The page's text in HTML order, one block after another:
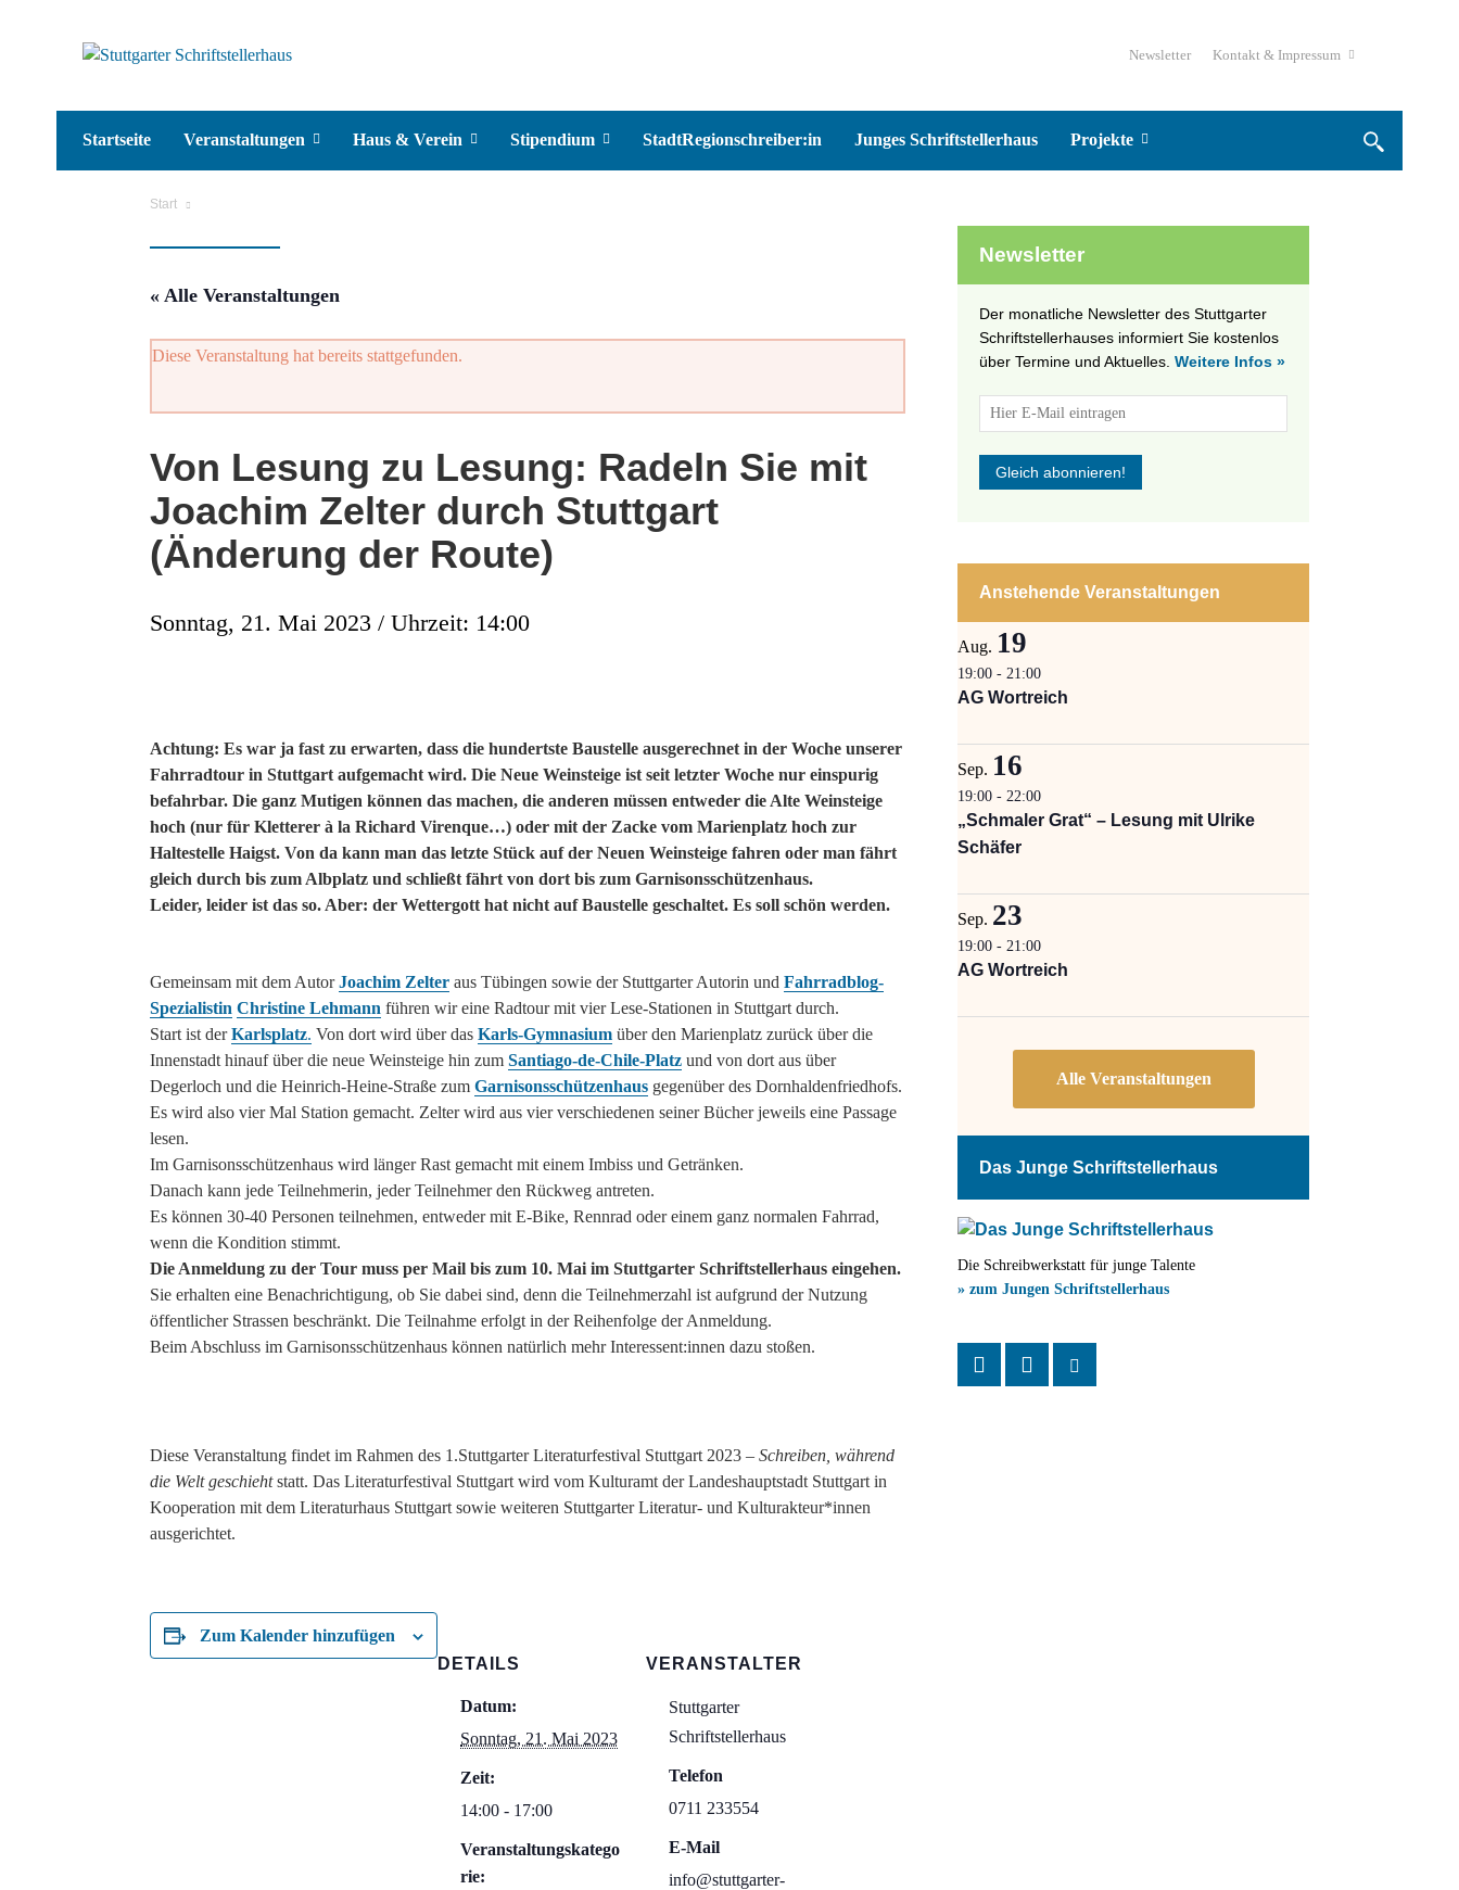
Newsletter Kontakt & Impressum
Startseite Veranstaltungen Haus & Verein Stipendium StadtRegionschreiber:in Junges Schriftstellerhaus Projekte
Start
« Alle Veranstaltungen
Diese Veranstaltung hat bereits stattgefunden.
Von Lesung zu Lesung: Radeln Sie mit
Joachim Zelter durch Stuttgart
(Änderung der Route)
Sonntag, 21. Mai 2023 / Uhrzeit: 14:00
Achtung: Es war ja fast zu erwarten, dass die hundertste Baustelle ausgerechnet in der Woche unserer
Fahrradtour in Stuttgart aufgemacht wird. Die Neue Weinsteige ist seit letzter Woche nur einspurig
befahrbar. Die ganz Mutigen können das machen, die anderen müssen entweder die Alte Weinsteige
hoch (nur für Kletterer à la Richard Virenque…) oder mit der Zacke vom Marienplatz hoch zur
Haltestelle Haigst. Von da kann man das letzte Stück auf der Neuen Weinsteige fahren oder man fährt
gleich durch bis zum Albplatz und schließt fährt von dort bis zum Garnisonsschützenhaus.
Leider, leider ist das so. Aber: der Wettergott hat nicht auf Baustelle geschaltet. Es soll schön werden.
Gemeinsam mit dem AutorJoachim Zelter aus Tübingen sowie der Stuttgarter Autorin und Fahrradblog-
Spezialistin Christine Lehmann führen wir eine Radtour mit vier Lese-Stationen in Stuttgart durch.
Start ist derKarlsplatz. Von dort wird über das Karls-Gymnasium über den Marienplatz zurück über die
Innenstadt hinauf über die neue Weinsteige hin zum Santiago-de-Chile-Platz und von dort aus über
Degerloch und die Heinrich-Heine-Straße zum Garnisonsschützenhaus gegenüber des Dornhaldenfriedhofs.
Es wird also vier Mal Station gemacht. Zelter wird aus vier verschiedenen seiner Bücher jeweils eine Passage
lesen.
Im Garnisonsschützenhaus wird länger Rast gemacht mit einem Imbiss und Getränken.
Danach kann jede Teilnehmerin, jeder Teilnehmer den Rückweg antreten.
Es können 30-40 Personen teilnehmen, entweder mit E-Bike, Rennrad oder einem ganz normalen Fahrrad,
wenn die Kondition stimmt.
Die Anmeldung zu der Tour muss per Mail bis zum 10. Mai im Stuttgarter Schriftstellerhaus eingehen.
Sie erhalten eine Benachrichtigung, ob Sie dabei sind, denn die Teilnehmerzahl ist aufgrund der Nutzung
öffentlicher Strassen beschränkt. Die Teilnahme erfolgt in der Reihenfolge der Anmeldung.
Beim Abschluss im Garnisonsschützenhaus können natürlich mehr Interessent:innen dazu stoßen.
Diese Veranstaltung findet im Rahmen des 1.Stuttgarter Literaturfestival Stuttgart 2023 – Schreiben, während
die Welt geschiehtstatt. Das Literaturfestival Stuttgart wird vom Kulturamt der Landeshauptstadt Stuttgart in
Kooperation mit dem Literaturhaus Stuttgart sowie weiteren Stuttgarter Literatur- und Kulturakteur*innen
ausgerichtet.
Zum Kalender hinzufügen
DETAILS
Datum:
Sonntag, 21. Mai 2023
Zeit:
14:00 - 17:00
Veranstaltungskatego
rie:
VERANSTALTER
Stuttgarter
Schriftstellerhaus
Telefon
0711 233554
E-Mail
info@stuttgarter-
Newsletter
Der monatliche Newsletter des Stuttgarter
Schriftstellerhauses informiert Sie kostenlos
über Termine und Aktuelles. Weitere Infos »
Anstehende Veranstaltungen
Aug. 19
19:00 - 21:00
AG Wortreich
Sep. 16
19:00 - 22:00
„Schmaler Grat“ – Lesung mit Ulrike
Schäfer
Sep. 23
19:00 - 21:00
AG Wortreich
Das Junge Schriftstellerhaus
Die Schreibwerkstatt für junge Talente
» zum Jungen Schriftstellerhaus